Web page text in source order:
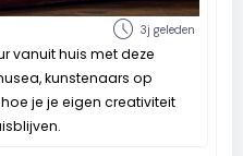
schedule 3j geleden
vanuit huis met deze
kunstenaars op
je je eigen creativiteit